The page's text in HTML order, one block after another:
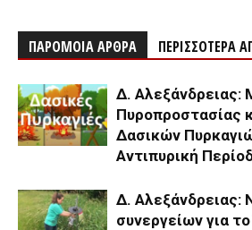
ΠΑΡΟΜΟΙΑ ΑΡΘΡΑ ΠΕΡΙΣΣΟΤΕΡΑ
Δ. Αλεξάνδρειας:
Πυροπροστασίας
Δασικών
Αντιπυρική
Δ. Αλεξάνδρειας:
συνεργείων για